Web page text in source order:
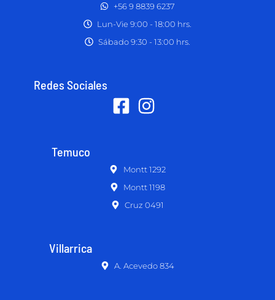
+56 9 8839 6237
Lun-Vie 9:00 - 18:00 hrs.
Sábado 9:30 - 13:00 hrs.
Redes Sociales
Temuco
Montt 1292
Montt 1198
Cruz 0491
Villarrica
A. Acevedo 834